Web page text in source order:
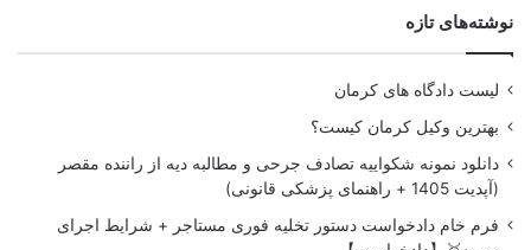
نوشته‌های تازه
لیست دادگاه های کرمان
بهترین وکیل کرمان کیست؟
دانلود نمونه شکواییه تصادف جرحی و مطالبه دیه از راننده مقصر
(آپدیت 1405 + راهنمای پزشکی قانونی)
فرم خام دادخواست دستور تخلیه فوری مستاجر + شرایط اجرای